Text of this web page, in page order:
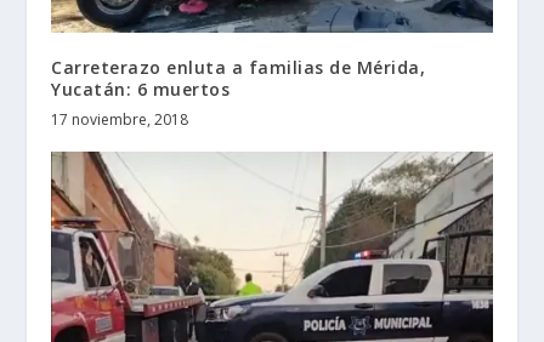
Carreterazo enluta a familias de Mérida,
Yucatán: 6 muertos
17 noviembre, 2018